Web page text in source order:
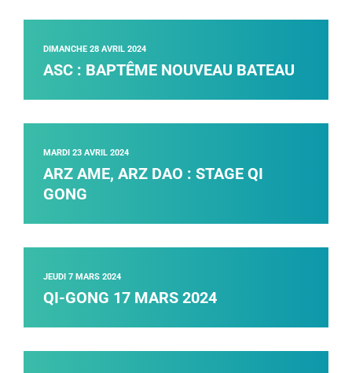
ASC : BAPTÊME NOUVEAU BATEAU
DIMANCHE 28 AVRIL 2024
ARZ AME, ARZ DAO : STAGE QI
GONG
MARDI 23 AVRIL 2024
QI-GONG 17 MARS 2024
JEUDI 7 MARS 2024